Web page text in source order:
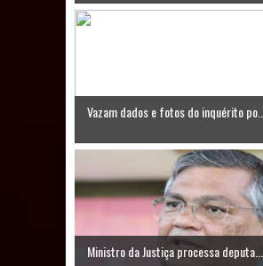
Rosângela e afirma que
débitos históricos
Vazam dados e fotos do inquérito po...
Ministro da Justiça processa deputa...